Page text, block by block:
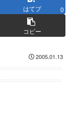
はてブ 0
コピー
2005.01.13